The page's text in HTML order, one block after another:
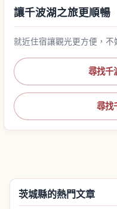
讓千波湖之旅更順暢
就近住宿讓觀光更方便，不
尋找千
尋找
茨城縣的熱門文章